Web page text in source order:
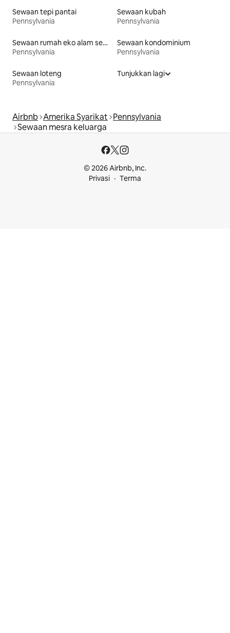
Sewaan tepi pantai
Pennsylvania
Sewaan kubah
Pennsylvania
Sewaan rumah eko alam semula jadi
Pennsylvania
Sewaan kondominium
Pennsylvania
Sewaan loteng
Pennsylvania
Tunjukkan lagi
Airbnb Amerika Syarikat Pennsylvania
Sewaan mesra keluarga
© 2026 Airbnb, Inc.
Privasi
Terma